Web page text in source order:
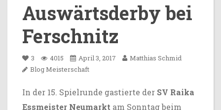
Auswärtsderby bei
Ferschnitz
3 4015 April 3, 2017
Matthias Schmid
BlogMeisterschaft
In der 15. Spielrunde gastierte der SV Raika
Essmeister Neumarkt am Sonntag beim